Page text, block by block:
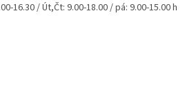
16.30 / Út,Čt: 9.00-18.00 / pá: 9.00-15.00 h